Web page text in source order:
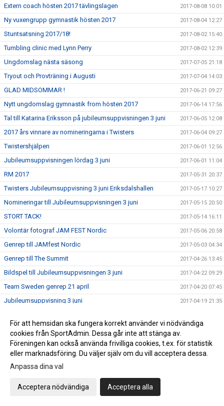
Extern coach hösten 2017 tävlingslagen 2017-08-08 10:01
Ny vuxengrupp gymnastik hösten 2017 2017-08-04 12:27
Stuntsatsning 2017/18! 2017-08-02 15:40
Tumbling clinic med Lynn Perry 2017-08-02 12:39
Ungdomslag nästa säsong 2017-07-05 21:18
Tryout och Provträning i Augusti 2017-07-04 14:03
GLAD MIDSOMMAR ! 2017-06-21 09:27
Nytt ungdomslag gymnastik from hösten 2017 2017-06-14 17:56
Tal till Katarina Eriksson på jubileumsuppvisningen 3 juni 2017-06-05 12:08
2017 års vinnare av nomineringarna i Twisters 2017-06-04 09:27
Twistershjälpen 2017-06-01 12:56
Jubileumsuppvisningen lördag 3 juni 2017-06-01 11:04
RM 2017 2017-05-31 20:37
Twisters Jubileumsuppvisning 3 juni Eriksdalshallen 2017-05-17 10:27
Nomineringar till Jubileumsuppvisningen 3 juni 2017-05-15 20:50
STORT TACK! 2017-05-14 16:11
Volontär fotograf JAM FEST Nordic 2017-05-06 20:58
Genrep till JAMfest Nordic 2017-05-03 04:34
Genrep till The Summit 2017-04-26 13:45
Bildspel till Jubileumsuppvisningen 3 juni 2017-04-22 09:29
Team Sweden genrep 21 april 2017-04-20 07:45
Jubileumsuppvisning 3 juni 2017-04-19 21:35
Kansliet påsk stängt 2017-04-10 13:31
Prova på Cheerleading 2017-04-03 10:52
GRATTIS !! 2017-03-31 12:06
Twisters nya styrelse 2017
TWISTERS I PRESSEN !
För att hemsidan ska fungera korrekt använder vi nödvändiga
cookies från SportAdmin. Dessa går inte att stänga av.
Föreningen kan också använda frivilliga cookies, t.ex. för statistik
eller marknadsföring. Du väljer själv om du vill acceptera dessa.
Anpassa dina val
Acceptera nödvändiga Acceptera alla